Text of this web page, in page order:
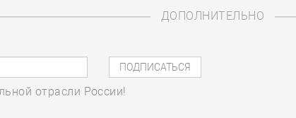
ДОПОЛНИТЕЛЬНО
отрасли России!